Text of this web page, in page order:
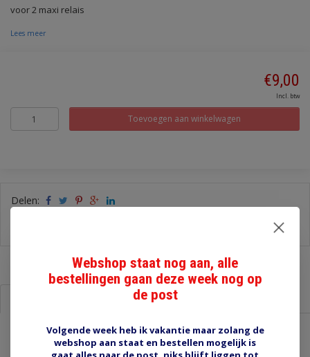
voor 2 maxi relais
Lees meer
€9,00
Incl. btw
Toevoegen aan winkelwagen
Delen:
Reviews (0)
R01660 relaisvoet voor 2x maxi relais
Webshop staat nog aan, alle
bestellingen gaan deze week nog op
de post
Volgende week heb ik vakantie maar zolang de
webshop aan staat en bestellen mogelijk is